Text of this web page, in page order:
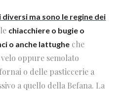
diversi ma sono le regine dei
chiacchiere o bugie o
o anche lattughe che
oppure semolato
o delle pasticcerie a
a quello della Befana. La